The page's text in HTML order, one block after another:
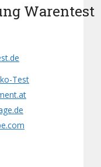
Warentest
Test